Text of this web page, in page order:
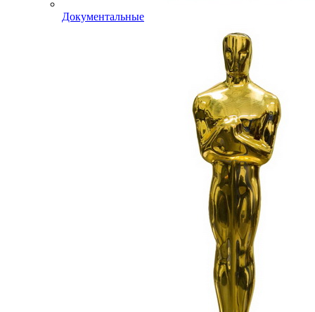
Документальные